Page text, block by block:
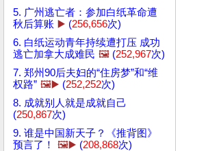
5. 广州逃亡者：参加白纸革命遭
秋后算账 ▶️ (256,656次)
6. 白纸运动青年持续遭打压 成功
逃亡加拿大成难民 🖼️ (252,967次)
7. 郑州90后夫妇的“住房梦”和“维
权路” 🖼️▶️ (252,252次)
8. 成就别人就是成就自己
(250,867次)
9. 谁是中国新天子？《推背图》
预言了！
🖼️▶️ (208,868次)